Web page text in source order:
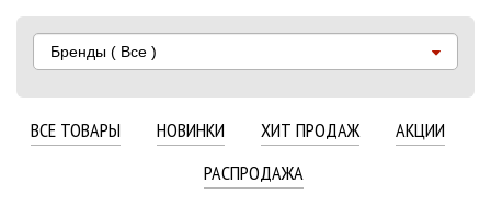
Бренды ( Все )
ВСЕ ТОВАРЫ НОВИНКИ ХИТ ПРОДАЖ
АКЦИИ
РАСПРОДАЖА